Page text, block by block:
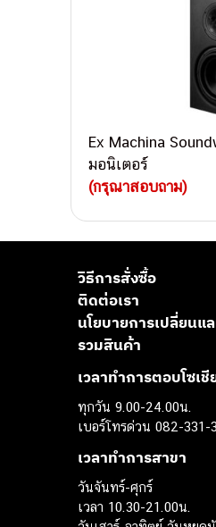
Ex Machina
มอนิเตอร์
(กรุณาสอบถาม)
วิธีการสั่งซื้อ
ติดต่อเรา
นโยบายการเปลี่ยนแ
รวมสินค้า
เวลาทำการตอบโซเชี
ทุกวัน 9.00-24.00น.
เบอร์โทรด่วน 082-331-
เวลาทำการสาขา
วันจันทร์-ศุกร์
เวลา 10.30-21.00น.